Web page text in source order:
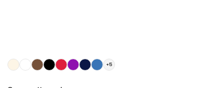
Configurer le produit
+5